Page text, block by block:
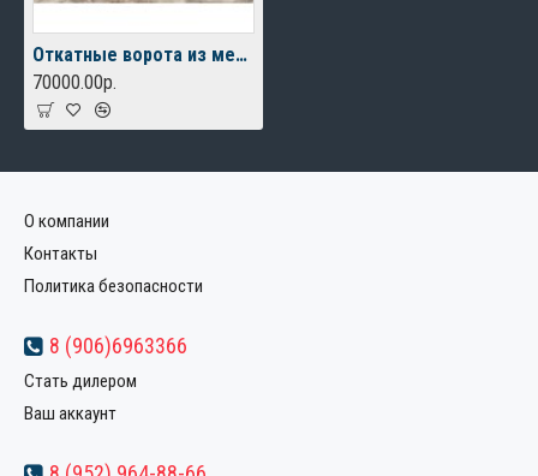
Откатные ворота из металлосайдинга для коттеджа
70000.00р.
О компании
Контакты
Политика безопасности
8 (906)6963366
Стать дилером
Ваш аккаунт